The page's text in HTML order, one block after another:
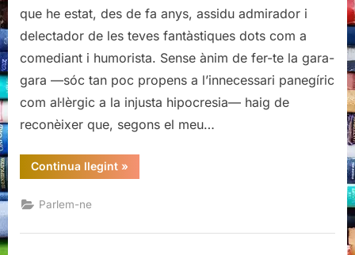
a
Fuentes
que he estat, des de fa anys, assidu admirador i
delectador de les teves fantàstiques dots com a
comediant i humorista. Sense ànim de fer-te la gara-
gara —sóc tan poc propens a l’innecessari panegíric
com al·lèrgic a la injusta hipocresia— haig de
reconèixer que, segons el meu…
Continua llegint“Carta
oberta
»
Parlem-ne